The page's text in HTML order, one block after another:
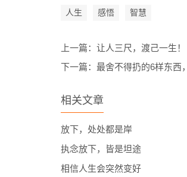
人生 感悟 智慧
上一篇： 让人三尺，渡己一生！
下一篇： 最舍不得扔的6样东西
相关文章
放下，处处都是岸
执念放下，皆是坦途
相信人生会突然变好